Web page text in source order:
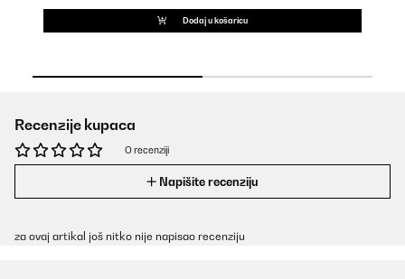
Dodaj u košaricu
Recenzije kupaca
O recenziji
Napišite recenziju
za ovaj artikal još nitko nije napisao recenziju